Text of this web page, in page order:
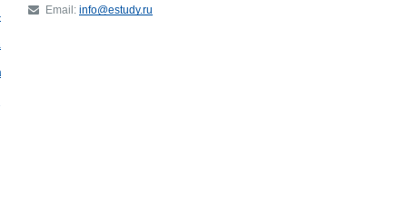
Email: info@estudy.ru